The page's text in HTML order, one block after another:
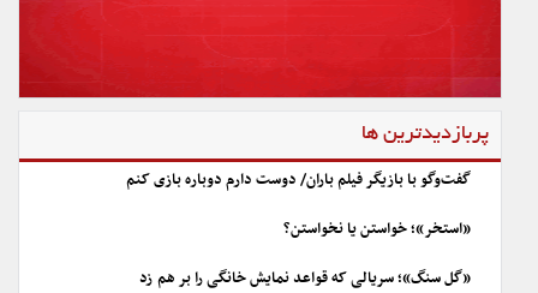
پربازدیدترین ها
گفت‌وگو با بازیگر فیلم باران/ دوست دارم دوباره بازی کنم
«استخر»؛ خواستن یا نخواستن؟
«گل سنگ»؛ سریالی که قواعد نمایش خانگی را بر هم زد